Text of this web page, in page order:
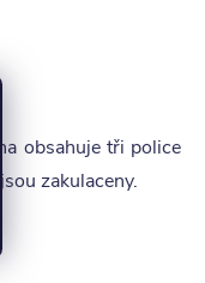
obsahuje tři police
zakulaceny.